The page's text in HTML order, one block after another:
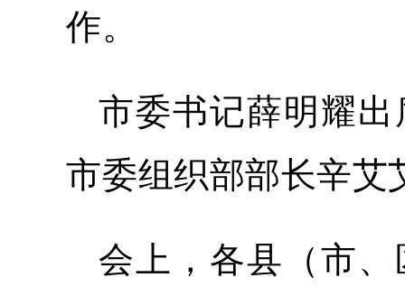
作。
市委书记薛明耀
市委组织部部长辛艾
会上，各县（市